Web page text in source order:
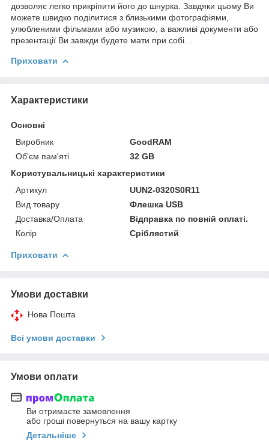
дозволяє легко прикріпити його до шнурка. Завдяки цьому Ви
можете швидко поділитися з близькими фотографіями,
улюбленими фільмами або музикою, а важливі документи або
презентації Ви завжди будете мати при собі. .
Приховати
Характеристики
Основні
Виробник
GoodRAM
Об'єм пам'яті
32 GB
Користувальницькі характеристики
Артикул
UUN2-0320S0R11
Вид товару
Флешка USB
Доставка/Оплата
Відправка по повній оплаті.
Колір
Сріблястий
Приховати
Умови доставки
Нова Пошта
Всі умови доставки
Умови оплати
Ви отримаєте замовлення
або гроші повернуться на вашу картку
Детальніше